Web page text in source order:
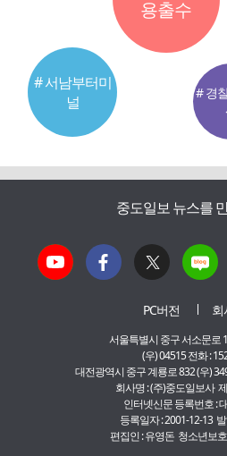
용출수
# 서남부터미
널
# 경
중도일보 뉴스를
PC버전 회
서울특별시 중구 서소문로
(우) 04515 전화 :
대전광역시 중구 계룡로 832 (우)
회사명 : (주)중도일보사
인터넷신문 등록번호 :
등록일자 : 2001-12-13
편집인 : 유영돈 청소년보